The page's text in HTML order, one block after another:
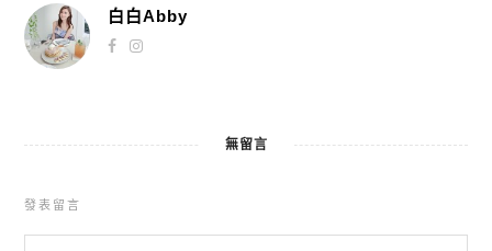
白白Abby
無留言
發表留言